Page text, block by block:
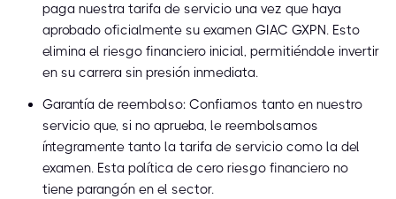
paga nuestra tarifa de servicio una vez que haya
aprobado oficialmente su examen GIAC GXPN. Esto
elimina el riesgo financiero inicial, permitiéndole invertir
en su carrera sin presión inmediata.
Garantía de reembolso: Confiamos tanto en nuestro
servicio que, si no aprueba, le reembolsamos
íntegramente tanto la tarifa de servicio como la del
examen. Esta política de cero riesgo financiero no
tiene parangón en el sector.